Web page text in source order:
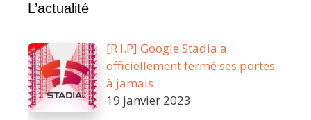
L’actualité
[R.I.P] Google Stadia a
officiellement fermé ses portes
à jamais
19 janvier 2023